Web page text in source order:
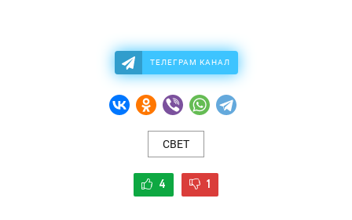
ТЕЛЕГРАМ КАНАЛ
СВЕТ
4 1